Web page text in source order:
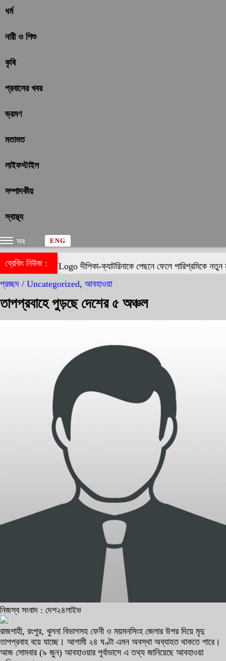
ধর্ম
নারী ও শিশু
কৃষি
প্রবাসের খবর
ভ্রমণ
মতামত
লাইফস্টাইল
সম্পাদকীয়
স্বাস্থ্য
সব ENG
ব্রেকিং নিউজ :
দীপিকা-ক্যাটরিনাকে পেছনে ফেলে পারিশ্রমিকে নতুন
প্রচ্ছদ / Uncategorized, আবহাওয়া
তাপপ্রবাহে পুড়ছে দেশের ৫ অঞ্চল
নিজস্ব সংবাদ : দেশ২৪লাইভ
রাজশাহী, রংপুর, খুলনা বিভাগসহ ফেনী ও ময়মনসিংহ জেলার উপর দিয়ে মৃদু
তাপপ্রবাহ বয়ে যাচ্ছে। আগামী ২৪ ঘণ্টা এমন অবস্থা অব্যাহত থাকতে পারে।
আজ সোমবার (৯ জুন) আবহাওয়ার পূর্বাভাসে এ তথ্য জানিয়েছে আবহাওয়া